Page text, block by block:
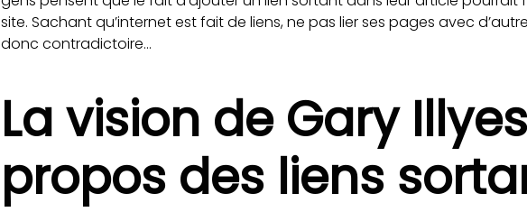
site. Sachant qu’internet est fait de liens, ne pas lier ses pages avec
donc contradictoire…
La vision de Gary
propos des liens